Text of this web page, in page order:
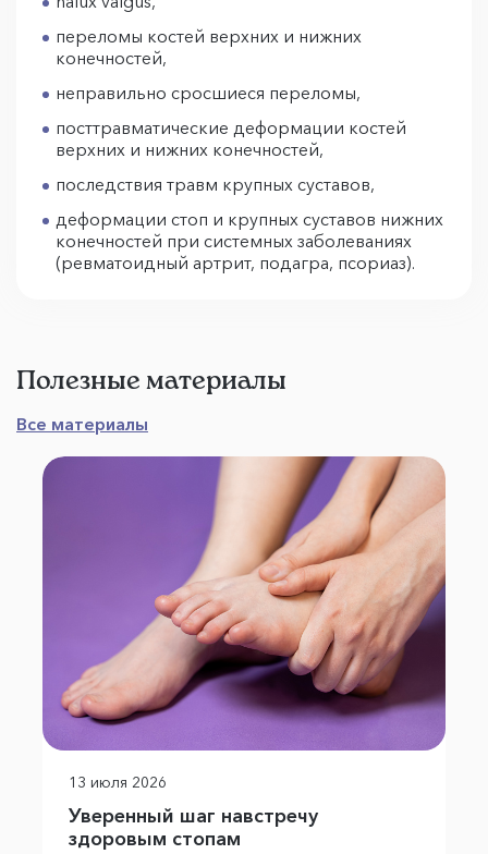
переломы костей верхних и нижних
конечностей,
неправильно сросшиеся переломы,
посттравматические деформации костей
верхних и нижних конечностей,
последствия травм крупных суставов,
деформации стоп и крупных суставов нижних
конечностей при системных заболеваниях
(ревматоидный артрит, подагра, псориаз).
Полезные материалы
Все материалы
13 июля 2026
Уверенный шаг навстречу
здоровым стопам